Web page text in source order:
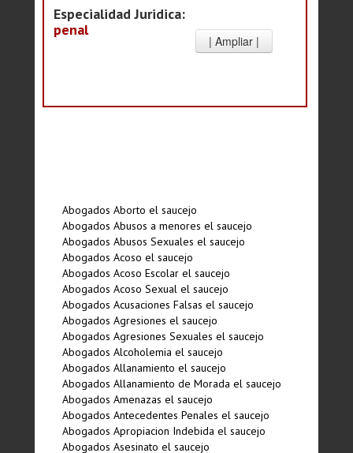
Especialidad Juridica:
penal
Abogados Aborto el saucejo
Abogados Abusos a menores el saucejo
Abogados Abusos Sexuales el saucejo
Abogados Acoso el saucejo
Abogados Acoso Escolar el saucejo
Abogados Acoso Sexual el saucejo
Abogados Acusaciones Falsas el saucejo
Abogados Agresiones el saucejo
Abogados Agresiones Sexuales el saucejo
Abogados Alcoholemia el saucejo
Abogados Allanamiento el saucejo
Abogados Allanamiento de Morada el saucejo
Abogados Amenazas el saucejo
Abogados Antecedentes Penales el saucejo
Abogados Apropiacion Indebida el saucejo
Abogados Asesinato el saucejo